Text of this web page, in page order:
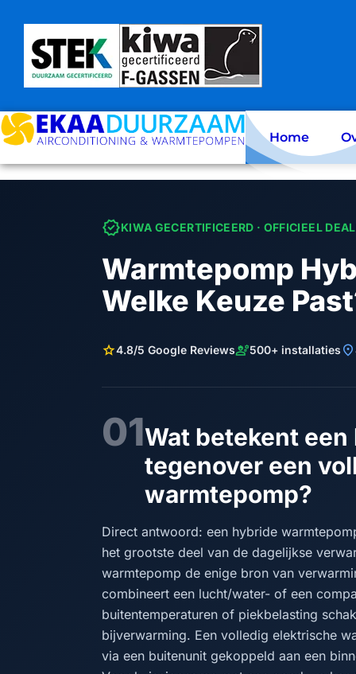
content
Home
verifiedKIWA GECERTIFICEERD · OFFICIEEL
Warmtepomp
Welke Keuze
star4.8/5 Google Reviewsengineering500+ installaties location_on
01Wat betekent
tegenover een
warmtepomp?
Direct antwoord: een hybride
het grootste deel van de dagelijkse
warmtepomp de enige bron van
combineert een lucht/water- of een
buitentemperaturen of piekbelasting
bijverwarming. Een volledig elektrische
via een buitenunit gekoppeld aan een